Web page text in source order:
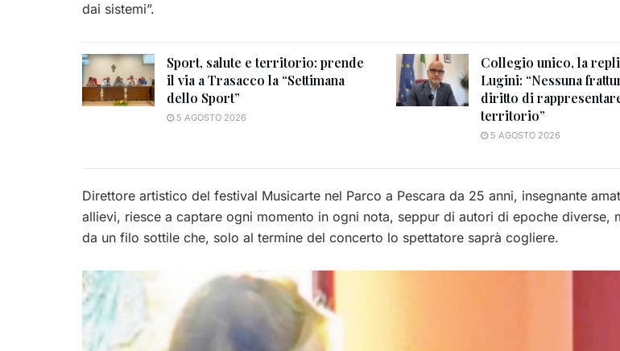
dai sistemi”.
Sport, salute e territorio: prende
il via a Trasacco la “Settimana
dello Sport”
5 AGOSTO 2026
Collegio unico, la
Lugini: “Nessuna
diritto di
territorio”
5 AGOSTO 2026
Direttore artistico del festival Musicarte nel Parco a Pescara da 25 anni, insegnante
allievi, riesce a captare ogni momento in ogni nota, seppur di autori di epoche diverse,
da un filo sottile che, solo al termine del concerto lo spettatore saprà cogliere.